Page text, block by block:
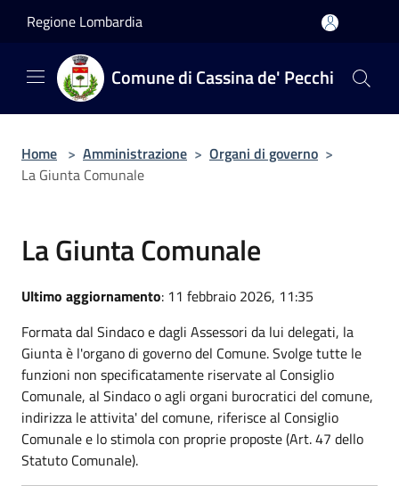
Regione Lombardia
Comune di Cassina de' Pecchi
Home > Amministrazione > Organi di governo >
La Giunta Comunale
La Giunta Comunale
Ultimo aggiornamento: 11 febbraio 2026, 11:35
Formata dal Sindaco e dagli Assessori da lui delegati, la
Giunta è l'organo di governo del Comune. Svolge tutte le
funzioni non specificatamente riservate al Consiglio
Comunale, al Sindaco o agli organi burocratici del comune,
indirizza le attivita' del comune, riferisce al Consiglio
Comunale e lo stimola con proprie proposte (Art. 47 dello
Statuto Comunale).